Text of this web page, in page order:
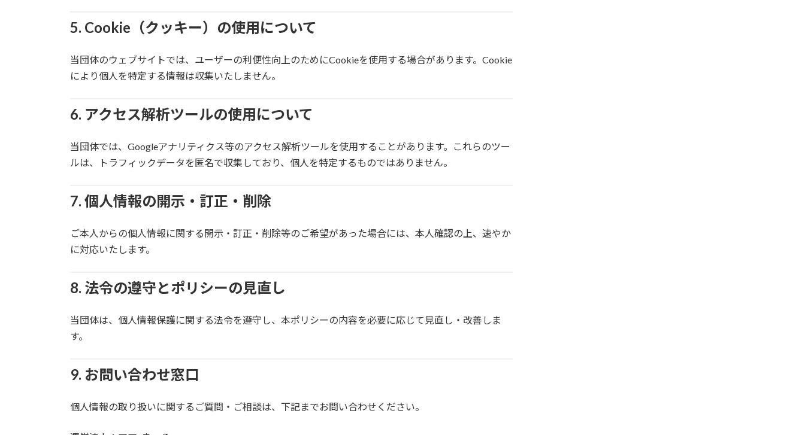
5. Cookie（クッキー）の使用について
当団体のウェブサイトでは、ユーザーの利便性向上のためにCookieを使用する場合があります。Cookie
により個人を特定する情報は収集いたしません。
6. アクセス解析ツールの使用について
当団体では、Googleアナリティクス等のアクセス解析ツールを使用することがあります。これらのツー
ルは、トラフィックデータを匿名で収集しており、個人を特定するものではありません。
7. 個人情報の開示・訂正・削除
ご本人からの個人情報に関する開示・訂正・削除等のご希望があった場合には、本人確認の上、速やか
に対応いたします。
8. 法令の遵守とポリシーの見直し
当団体は、個人情報保護に関する法令を遵守し、本ポリシーの内容を必要に応じて見直し・改善しま
す。
9. お問い合わせ窓口
個人情報の取り扱いに関するご質問・ご相談は、下記までお問い合わせください。